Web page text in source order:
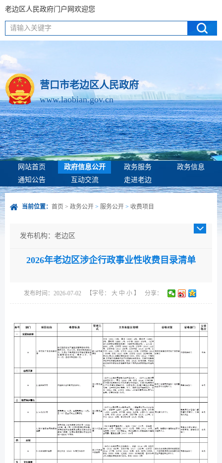
老边区人民政府门户网欢迎您
请输入关键字
营口市老边区人民政府
www.laobian.gov.cn
网站首页 政府信息公开 政务服务
政务信息
通知公告
互动交流 走进老边
当前位置： 首页 > 政务公开 > 服务公开 > 收费项目
发布机构：老边区
成文日期：2026-07-02
2026年老边区涉企行政事业性收费目录清单
发布时间：2026-07-02 【字号： 大 中 小】 分享：